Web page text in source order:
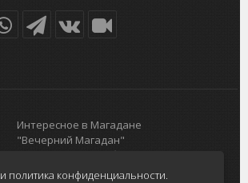
Интересное в Магадане
"Вечерний Магадан"
Реклама
политика конфиденциальности.